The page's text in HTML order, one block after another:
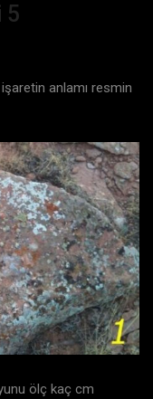
5
anlamı resmin
ölç kaç cm